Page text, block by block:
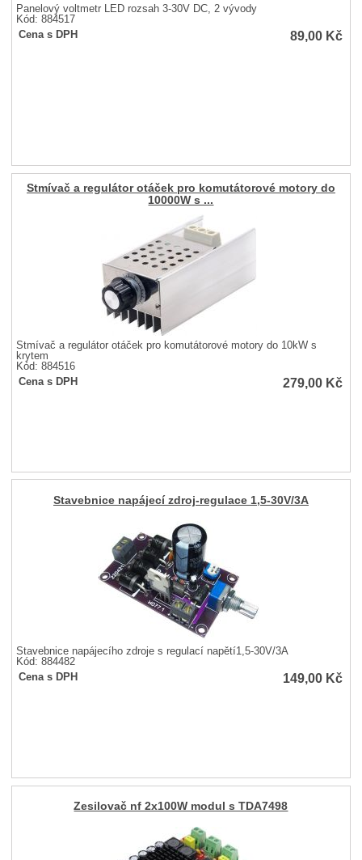
Panelový voltmetr LED rozsah 3-30V DC, 2 vývody
Kód: 884517
Cena s DPH
89,00 Kč
Stmívač a regulátor otáček pro komutátorové motory do
10000W s ...
Stmívač a regulátor otáček pro komutátorové motory do 10kW s
krytem
Kód: 884516
Cena s DPH
279,00 Kč
Stavebnice napájecí zdroj-regulace 1,5-30V/3A
Stavebnice napájecího zdroje s regulací napětí1,5-30V/3A
Kód: 884482
Cena s DPH
149,00 Kč
Zesilovač nf 2x100W modul s TDA7498